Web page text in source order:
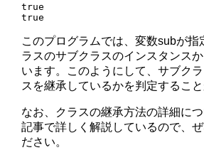
true
true
このプログラムでは、変数subが指
ラスのサブクラスのインスタンス
います。このようにして、サブク
スを継承しているかを判定すること
なお、クラスの継承方法の詳細に
記事で詳しく解説しているので、
ださい。